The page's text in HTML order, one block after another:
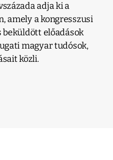
adja ki a
amely a kongresszusi
beküldött előadások
magyar tudósok,
közli.